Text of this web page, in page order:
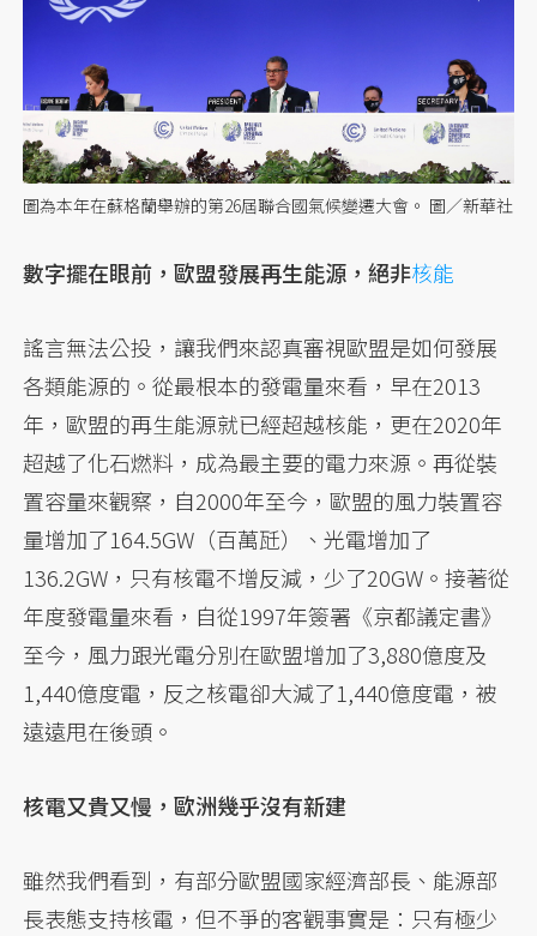
圖為本年在蘇格蘭舉辦的第26屆聯合國氣候變遷大會。 圖／新華社
數字擺在眼前，歐盟發展再生能源，絕非核能
謠言無法公投，讓我們來認真審視歐盟是如何發展
各類能源的。從最根本的發電量來看，早在2013
年，歐盟的再生能源就已經超越核能，更在2020年
超越了化石燃料，成為最主要的電力來源。再從裝
置容量來觀察，自2000年至今，歐盟的風力裝置容
量增加了164.5GW（百萬瓩）、光電增加了
136.2GW，只有核電不增反減，少了20GW。接著從
年度發電量來看，自從1997年簽署《京都議定書》
至今，風力跟光電分別在歐盟增加了3,880億度及
1,440億度電，反之核電卻大減了1,440億度電，被
遠遠甩在後頭。
核電又貴又慢，歐洲幾乎沒有新建
雖然我們看到，有部分歐盟國家經濟部長、能源部
長表態支持核電，但不爭的客觀事實是：只有極少